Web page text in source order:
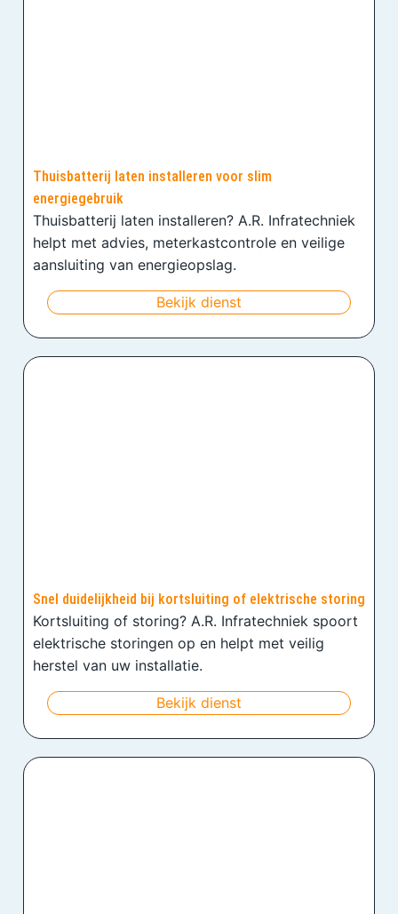
Thuisbatterij laten installeren voor slim
energiegebruik
Thuisbatterij laten installeren? A.R. Infratechniek
helpt met advies, meterkastcontrole en veilige
aansluiting van energieopslag.
Bekijk dienst
Snel duidelijkheid bij kortsluiting of elektrische storing
Kortsluiting of storing? A.R. Infratechniek spoort
elektrische storingen op en helpt met veilig
herstel van uw installatie.
Bekijk dienst